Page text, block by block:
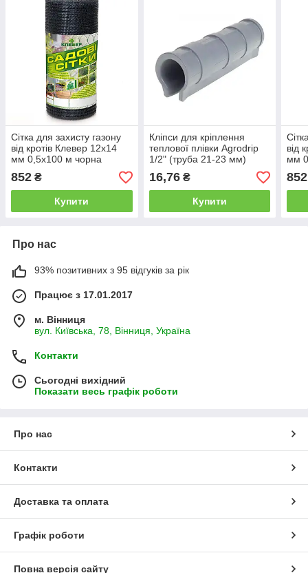
Сітка для захисту газону
від кротів Клевер 12х14
мм 0,5х100 м чорна
852 ₴
Купити
Кліпси для кріплення
теплової плівки Agrodrip
1/2" (труба 21-23 мм)
16,76₴
Купити
від
мм
852
Про нас
93% позитивних з 95 відгуків за рік
Працює з 17.01.2017
м. Вінниця
вул. Київська, 78, Вінниця, Україна
Контакти
Сьогодні вихідний
Показати весь графік роботи
Про нас
Контакти
Доставка та оплата
Графік роботи
Повна версія сайту